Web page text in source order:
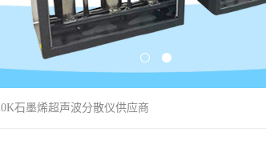
石墨烯超声波分散仪供应商